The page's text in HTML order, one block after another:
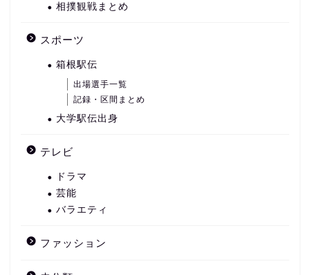
相撲観戦まとめ
スポーツ
箱根駅伝
出場選手一覧
記録・区間まとめ
大学駅伝出身
テレビ
ドラマ
芸能
バラエティ
ファッション